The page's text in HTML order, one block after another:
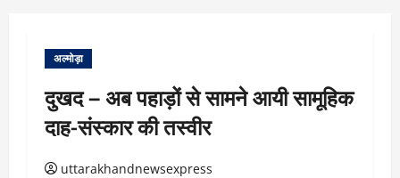
अल्मोड़ा
दुखद – अब पहाड़ों से सामने आयी सामूहिक
दाह-संस्कार की तस्वीर
uttarakhandnewsexpress